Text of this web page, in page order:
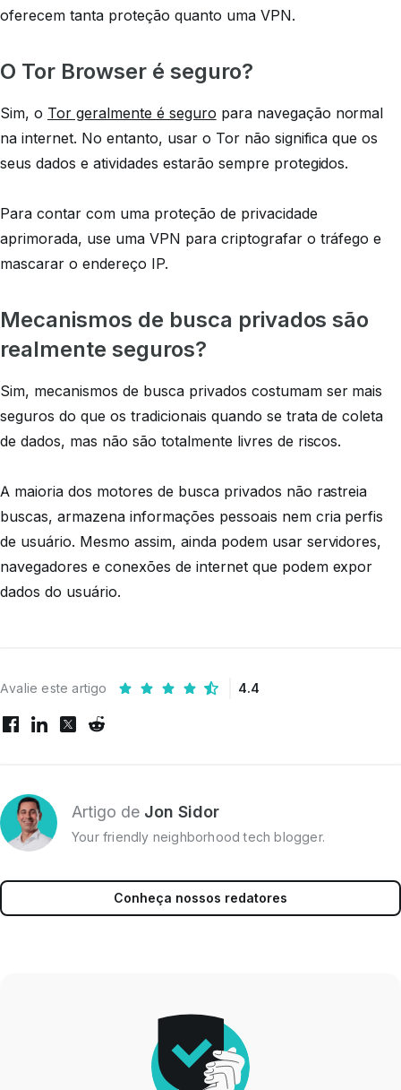
oferecem tanta proteção quanto uma VPN.
O Tor Browser é seguro?
Sim, o Tor geralmente é seguro para navegação normal
na internet. No entanto, usar o Tor não significa que os
seus dados e atividades estarão sempre protegidos.
Para contar com uma proteção de privacidade
aprimorada, use uma VPN para criptografar o tráfego e
mascarar o endereço IP.
Mecanismos de busca privados são
realmente seguros?
Sim, mecanismos de busca privados costumam ser mais
seguros do que os tradicionais quando se trata de coleta
de dados, mas não são totalmente livres de riscos.
A maioria dos motores de busca privados não rastreia
buscas, armazena informações pessoais nem cria perfis
de usuário. Mesmo assim, ainda podem usar servidores,
navegadores e conexões de internet que podem expor
dados do usuário.
Avalie este artigo 4.4
Artigo de Jon Sidor
Your friendly neighborhood tech blogger.
Conheça nossos redatores